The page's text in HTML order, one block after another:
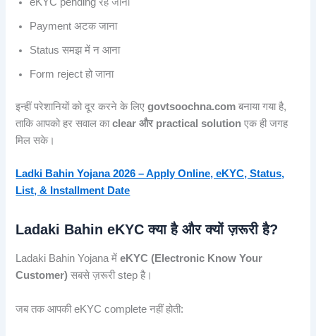
eKYC pending रह जाना
Payment अटक जाना
Status समझ में न आना
Form reject हो जाना
इन्हीं परेशानियों को दूर करने के लिएgovtsoochna.com बनाया गया है,
ताकि आपको हर सवाल काclear और practical solution एक ही जगह
मिल सके।
Ladki Bahin Yojana 2026 – Apply Online, eKYC, Status,
List, & Installment Date
Ladaki Bahin eKYC क्या है और क्यों ज़रूरी है?
Ladaki Bahin Yojana मेंeKYC (Electronic Know Your
Customer) सबसे ज़रूरी step है।
जब तक आपकी eKYC complete नहीं होती: